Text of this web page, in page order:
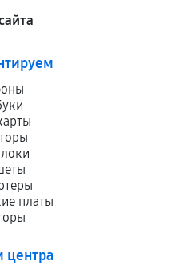
платы
центра